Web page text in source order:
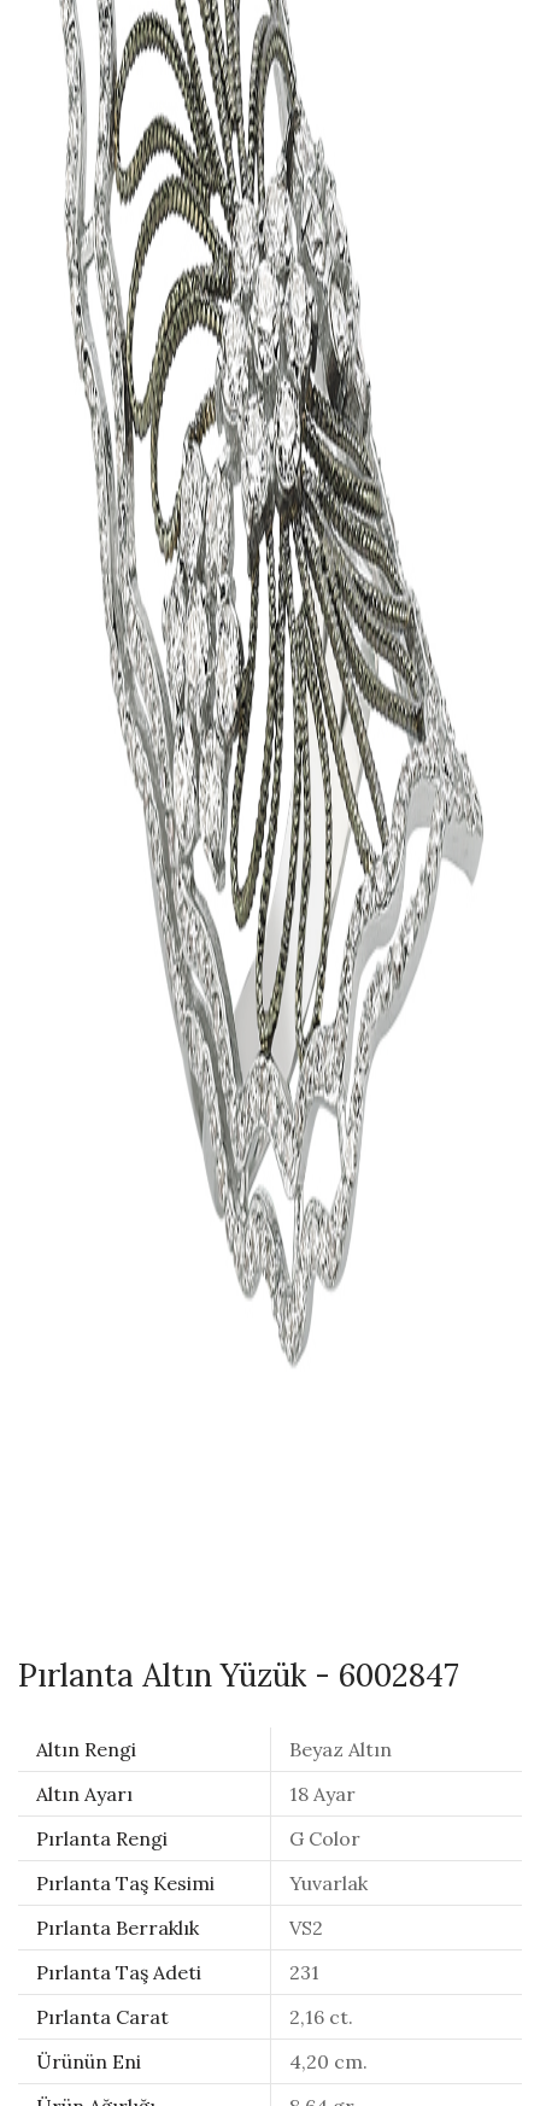
Pırlanta Altın Yüzük - 6002847
Altın Rengi
Beyaz Altın
Altın Ayarı
18 Ayar
Pırlanta Rengi
G Color
Pırlanta Taş Kesimi
Yuvarlak
Pırlanta Berraklık
VS2
Pırlanta Taş Adeti
231
Pırlanta Carat
2,16 ct.
Ürünün Eni
4,20 cm.